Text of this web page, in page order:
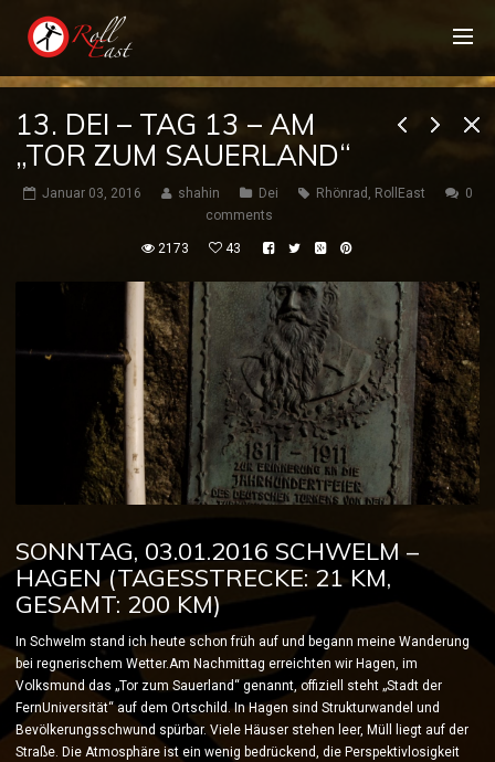
13. DEI – TAG 13 – AM
„TOR ZUM SAUERLAND“
Januar 03, 2016 shahin Dei Rhönrad , RollEast
0
comments
2173 43
SONNTAG, 03.01.2016 SCHWELM –
HAGEN (TAGESSTRECKE: 21 KM,
GESAMT: 200 KM)
In Schwelm stand ich heute schon früh auf und begann meine Wanderung
bei regnerischem Wetter.Am Nachmittag erreichten wir Hagen, im
Volksmund das „Tor zum Sauerland“ genannt, offiziell steht „Stadt der
FernUniversität“ auf dem Ortschild. In Hagen sind Strukturwandel und
Bevölkerungsschwund spürbar. Viele Häuser stehen leer, Müll liegt auf der
Straße. Die Atmosphäre ist ein wenig bedrückend, die Perspektivlosigkeit